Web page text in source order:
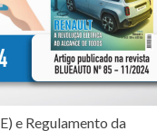
e Regulamento da